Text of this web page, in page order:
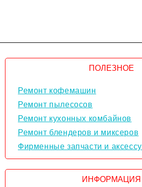
ПОЛЕЗНОЕ
Ремонт кофемашин
Ремонт пылесосов
Ремонт кухонных комбайнов
Ремонт блендеров и миксеров
Фирменные запчасти и
ИНФОРМАЦИЯ